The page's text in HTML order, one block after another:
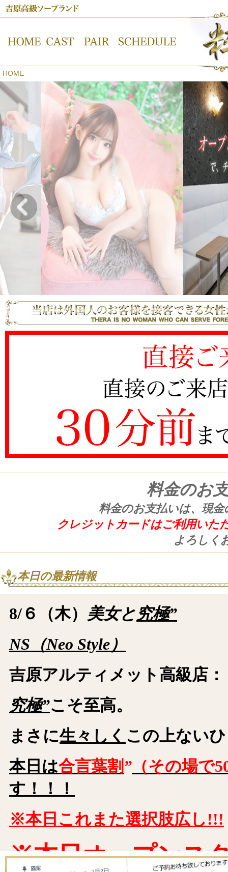
吉原高級ソープランド【粋美-すいび-】オフィシャルサイト
HOME
料金のお
料金のお支払いは、現
クレジットカードはご利用いた
よろしく
本日の最新情報